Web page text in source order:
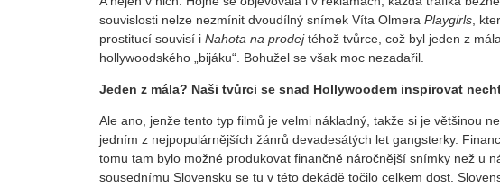
souvislosti nelze nezmínit dvoudílný snímek Víta Olmera Playgirls,
prostitucí souvisí i Nahota na prodejtéhož tvůrce, což byl jeden z
hollywoodského „bijáku“. Bohužel se však moc nezadařil.
Jeden z mála? Naši tvůrci se snad Hollywoodem inspirovat
Ale ano, jenže tento typ filmů je velmi nákladný, takže si je většinou
jedním z nejpopulárnějších žánrů devadesátých let gangsterky.
tomu tam bylo možné produkovat finančně náročnější snímky než u
sousednímu Slovensku se tu v této dekádě točilo celkem dost.